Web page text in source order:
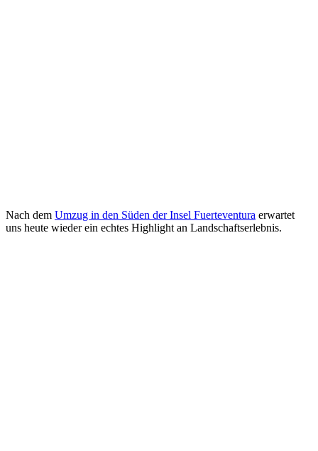
Nach dem Umzug in den Süden der Insel Fuerteventura erwartet
uns heute wieder ein echtes Highlight an Landschaftserlebnis.